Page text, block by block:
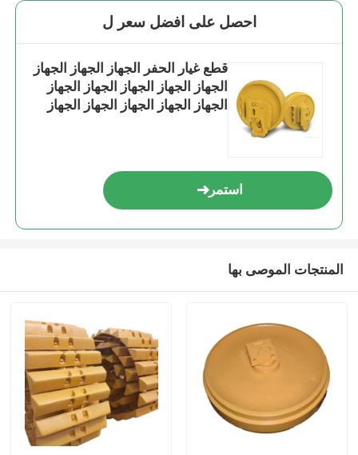
احصل على افضل سعر ل
قطع غيار الحفر الجهاز الجهاز الجهاز
الجهاز الجهاز الجهاز الجهاز الجهاز
الجهاز الجهاز الجهاز الجهاز الجهاز
استمر
المنتجات الموصى بها